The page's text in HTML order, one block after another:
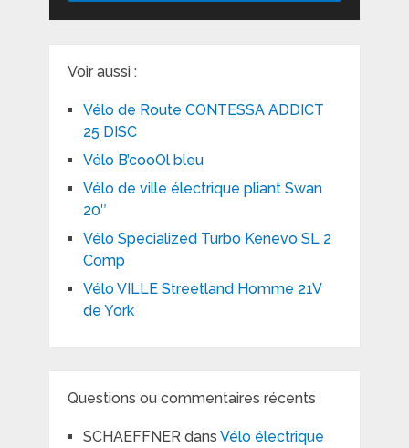
Voir aussi :
Vélo de Route CONTESSA ADDICT
25 DISC
Vélo B’cooOl bleu
Vélo de ville électrique pliant Swan
20″
Vélo Specialized Turbo Kenevo SL 2
Comp
Vélo VILLE Streetland Homme 21V
de York
Questions ou commentaires récents
SCHAEFFNERdans Vélo électrique